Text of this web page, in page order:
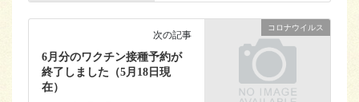
コロナウイルス
次の記事
6月分のワクチン接種予約が
終了しました（5月18日現
在）